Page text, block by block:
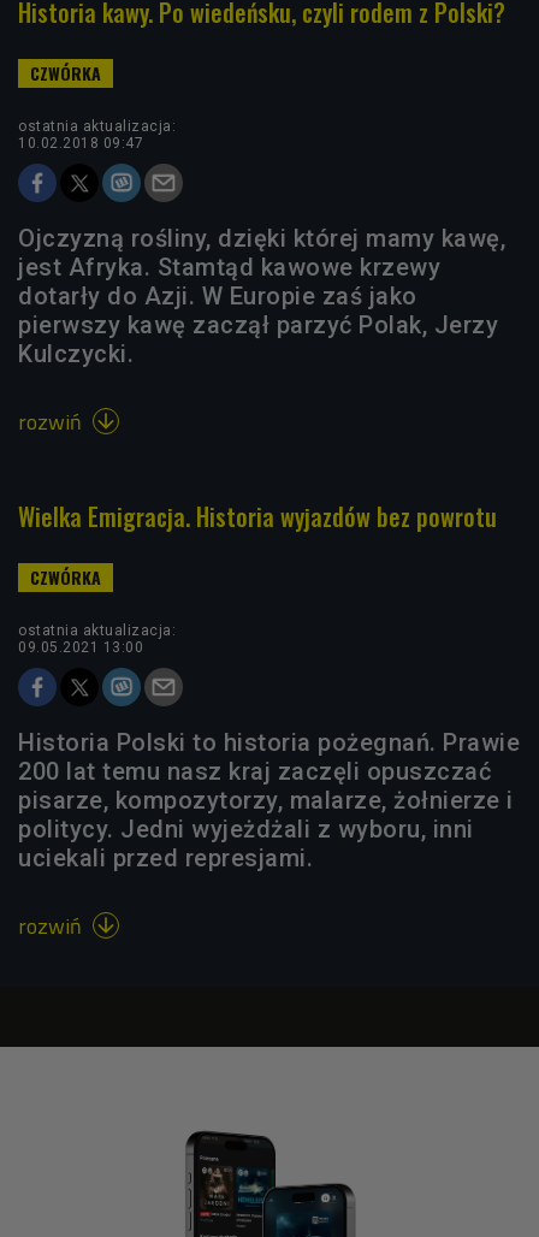
Historia kawy. Po wiedeńsku, czyli rodem z Polski?
ostatnia aktualizacja:
10.02.2018 09:47
Ojczyzną rośliny, dzięki której mamy kawę,
jest Afryka. Stamtąd kawowe krzewy
dotarły do Azji. W Europie zaś jako
pierwszy kawę zaczął parzyć Polak, Jerzy
Kulczycki.
rozwiń 
Wielka Emigracja. Historia wyjazdów bez powrotu
ostatnia aktualizacja:
09.05.2021 13:00
Historia Polski to historia pożegnań. Prawie
200 lat temu nasz kraj zaczęli opuszczać
pisarze, kompozytorzy, malarze, żołnierze i
politycy. Jedni wyjeżdżali z wyboru, inni
uciekali przed represjami.
rozwiń 